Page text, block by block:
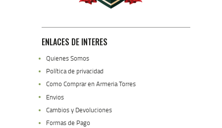
ENLACES DE INTERES
Quienes Somos
Política de privacidad
Como Comprar en Armeria Torres
Envios
Cambios y Devoluciones
Formas de Pago